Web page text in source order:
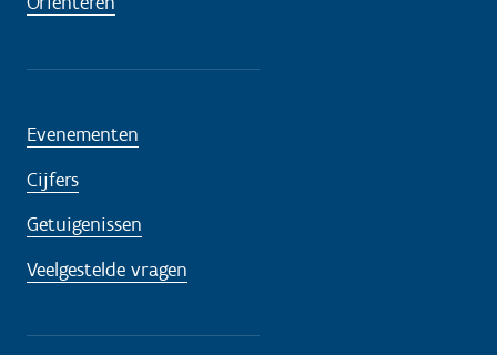
Evenementen
Cijfers
Getuigenissen
Veelgestelde vragen